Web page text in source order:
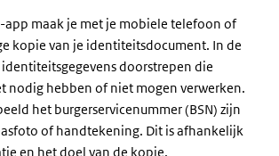
app maak je met je mobiele telefoon of
kopie van je identiteitsdocument. In de
doorstrepen die
nodig hebben of niet mogen verwerken.
het burgerservicenummer (BSN) zijn
of handtekening. Dit is afhankelijk
en het doel van de kopie.